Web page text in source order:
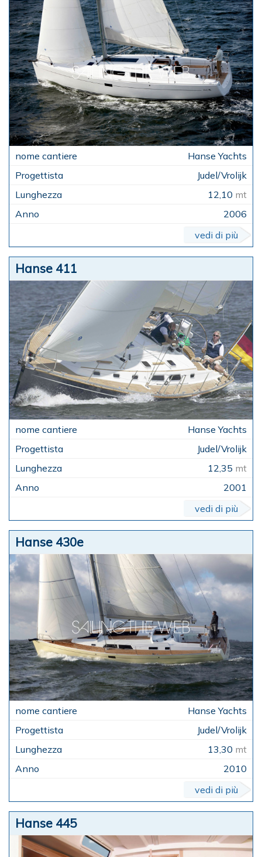
Hanse Yachts
Judel/Vrolijk
12,10 mt
2006
vedi di più
Hanse 411
Hanse Yachts
Judel/Vrolijk
12,35 mt
2001
vedi di più
Hanse 430e
Hanse Yachts
Judel/Vrolijk
13,30 mt
2010
vedi di più
Hanse 445